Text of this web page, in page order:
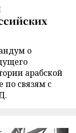
о
арабской
по связям с